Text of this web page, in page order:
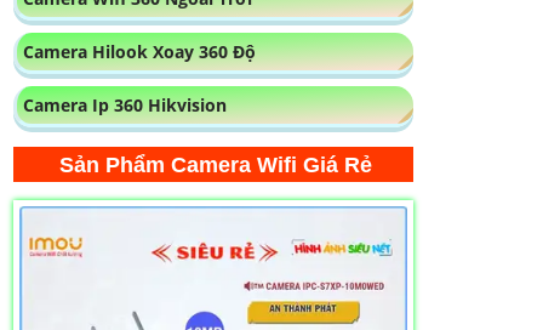
Camera Hilook Xoay 360 Độ
Camera Ip 360 Hikvision
Sản Phẩm Camera Wifi Giá Rẻ